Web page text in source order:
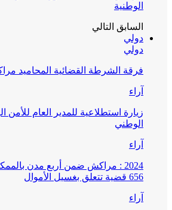
الوطنية
السابق التالي
دولي
دولي
فرقة الشرطة القضائية المحاميد
آراء
زيارة استطلاعية للمدير العام للأمن
الوطني
آراء
2024 : مراكش ضمن أربع مدن
656 قضية تتعلق بغسيل الأموال
آراء